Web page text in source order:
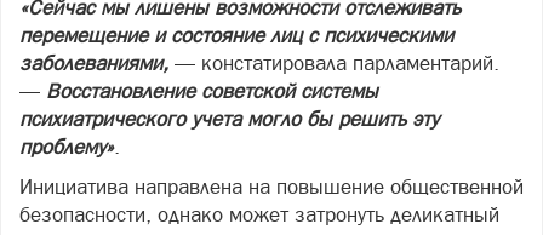
«Сейчас мы лишены возможности отслеживать
перемещение и состояние лиц с психическими
заболеваниями, — констатировала парламентарий.
— Восстановление советской системы
психиатрического учета могло бы решить эту
проблему».
Инициатива направлена на повышение общественной
безопасности, однако может затронуть деликатный